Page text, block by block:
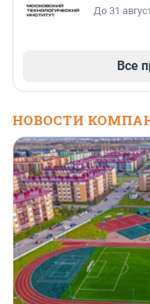
До 31
Все
НОВОСТИ